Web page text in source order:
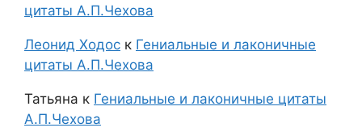
цитаты А.П.Чехова
Леонид Ходос к Гениальные и лаконичные
цитаты А.П.Чехова
Татьяна к Гениальные и лаконичные цитаты
А.П.Чехова